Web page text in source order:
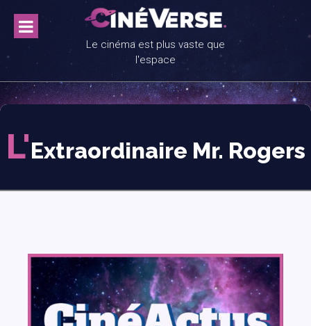
content
Le cinéma est plus vaste que
l'espace
L'Extraordinaire Mr. Rogers